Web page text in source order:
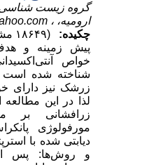
گروه زیست شناسی،
ارومیه، ،
چکیده:
پیش زمینه و هدف:
خواص
شناخته شده است
زرشک نیز دارای
لذا در این
زرافشانی بر
مورفولوژی
دیابتی شده با
و روش‌ها: پس از